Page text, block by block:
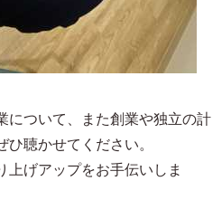
について、また創業や独立の計
聴かせてください。
上げアップをお手伝いしま